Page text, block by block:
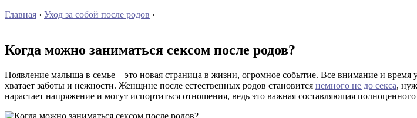
Главная › Уход за собой после родов ›
Когда можно заниматься сексом после родов?
Появление малыша в семье – это новая страница в жизни, огромное событие. Все внимание и время
хватает заботы и нежности. Женщине после естественных родов становится немного не до секса,
нарастает напряжение и могут испортиться отношения, ведь это важная составляющая